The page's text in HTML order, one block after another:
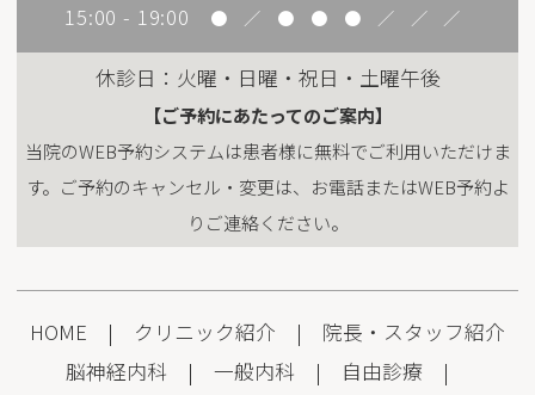
15:00 - 19:00 ● ／ ● ● ● ／ ／ ／
休診日：火曜・日曜・祝日・土曜午後
【ご予約にあたってのご案内】
当院のWEB予約システムは患者様に無料でご利用いただけま
す。ご予約のキャンセル・変更は、お電話またはWEB予約よ
りご連絡ください。
HOME | クリニック紹介 | 院長・スタッフ紹介
脳神経内科 | 一般内科 | 自由診療 |